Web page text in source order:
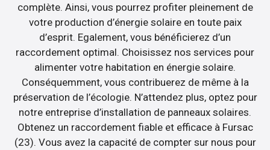
complète. Ainsi, vous pourrez profiter pleinement de
votre production d’énergie solaire en toute paix
d’esprit. Egalement, vous bénéficierez d’un
raccordement optimal. Choisissez nos services pour
alimenter votre habitation en énergie solaire.
Conséquemment, vous contribuerez de même à la
préservation de l’écologie. N’attendez plus, optez pour
notre entreprise d’installation de panneaux solaires.
Obtenez un raccordement fiable et efficace à Fursac
(23). Vous avez la capacité de compter sur nous pour